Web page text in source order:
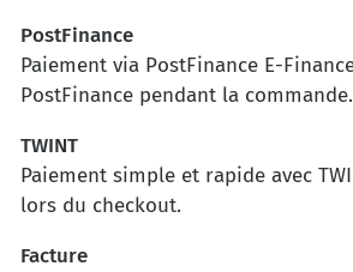
PostFinance
Paiement via PostFinance E-
PostFinance pendant la commande.
TWINT
Paiement simple et rapide avec
lors du checkout.
Facture